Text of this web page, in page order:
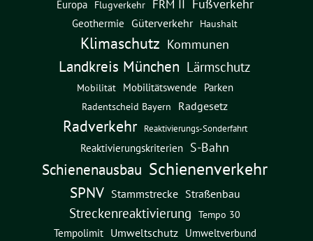
Europa Flugverkehr FRM II Fußverkehr
Geothermie Güterverkehr Haushalt
Klimaschutz Kommunen
Landkreis München Lärmschutz
Mobilität Mobilitätswende Parken
Radentscheid Bayern Radgesetz
Radverkehr Reaktivierungs-Sonderfahrt
Reaktivierungskriterien S-Bahn
Schienenausbau Schienenverkehr
SPNV Stammstrecke Straßenbau
Streckenreaktivierung Tempo 30
Tempolimit Umweltschutz Umweltverbund